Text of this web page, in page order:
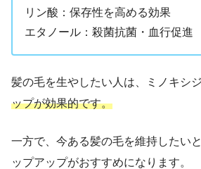
リン酸：保存性を高める効果
エタノール：殺菌抗菌・血行促進
髪の毛を生やしたい人は、ミノキシ
ップが効果的です。
一方で、今ある髪の毛を維持したい
ップアップがおすすめになります。